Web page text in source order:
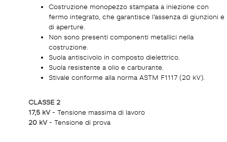
Costruzione monopezzo stampata a iniezione con
fermo integrato, che garantisce l’assenza di giunzioni e
di aperture.
Non sono presenti componenti metallici nella
costruzione.
Suola antiscivolo in composto dielettrico.
Suola resistente a olio e carburante.
Stivale conforme alla norma ASTM F1117 (20 kV).
CLASSE 2
17,5 kV- Tensione massima di lavoro
20 kV- Tensione di prova